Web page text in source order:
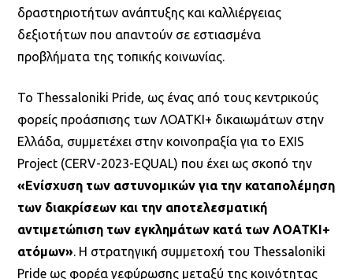
δραστηριοτήτων ανάπτυξης και καλλιέργειας
δεξιοτήτων που απαντούν σε εστιασμένα
προβλήματα της τοπικής κοινωνίας.
Το Thessaloniki Pride, ως ένας από τους κεντρικούς
φορείς προάσπισης των ΛΟΑΤΚΙ+ δικαιωμάτων στην
Ελλάδα, συμμετέχει στην κοινοπραξία για το ΕXIS
Project (CERV-2023-EQUAL) που έχει ως σκοπό την
«Ενίσχυση των αστυνομικών για την καταπολέμηση
των διακρίσεων και την αποτελεσματική
αντιμετώπιση των εγκλημάτων κατά των ΛΟΑΤΚΙ+
ατόμων» . Η στρατηγική συμμετοχή του Thessaloniki
Pride ως φορέα γεφύρωσης μεταξύ της κοινότητας